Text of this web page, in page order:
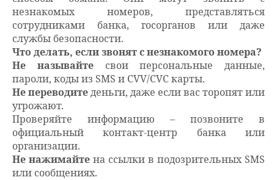
незнакомых номеров, представляться
сотрудниками банка, госорганов или даже
службы безопасности.
Что делать, если звонят с незнакомого номера?
Не называйтесвои персональные данные,
пароли, коды из SMS и CVV/CVC карты.
Не переводитеденьги, даже если вас торопят или
угрожают.
Проверяйте информацию – позвоните в
официальный контакт-центр банка или
организации.
Не нажимайте на ссылки в подозрительных SMS
или сообщениях.